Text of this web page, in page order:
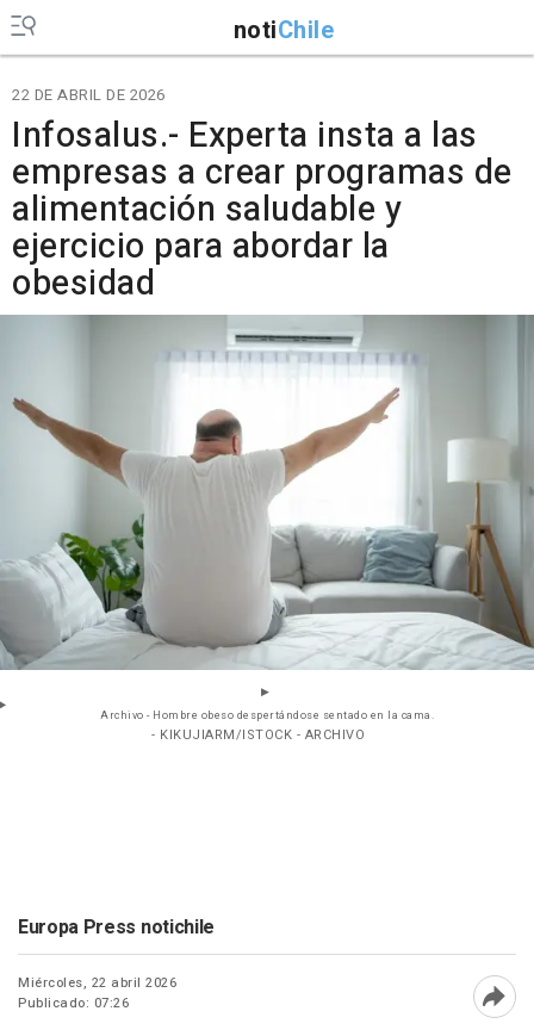
notiChile
22 DE ABRIL DE 2026
Infosalus.- Experta insta a las
empresas a crear programas de
alimentación saludable y
ejercicio para abordar la
obesidad
Archivo - Hombre obeso despertándose sentado en la cama.
- KIKUJIARM/ISTOCK - ARCHIVO
Europa Press notichile
Miércoles, 22 abril 2026
Publicado: 07:26